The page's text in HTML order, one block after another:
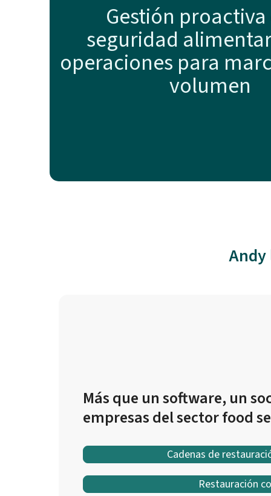
Gestión proactiva
seguridad
operaciones para
volumen
Más que un software, un
empresas del sector food
Cadenas de
Restauración